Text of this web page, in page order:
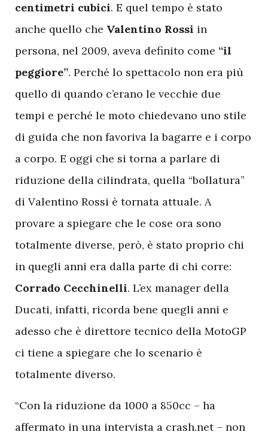
centimetri cubici. E quel tempo è stato
anche quello che Valentino Rossi in
persona, nel 2009, aveva definito come “il
peggiore”. Perché lo spettacolo non era più
quello di quando c’erano le vecchie due
tempi e perché le moto chiedevano uno stile
di guida che non favoriva la bagarre e i corpo
a corpo. E oggi che si torna a parlare di
riduzione della cilindrata, quella “bollatura”
di Valentino Rossi è tornata attuale. A
provare a spiegare che le cose ora sono
totalmente diverse, però, è stato proprio chi
in quegli anni era dalla parte di chi corre:
Corrado Cecchinelli. L’ex manager della
Ducati, infatti, ricorda bene quegli anni e
adesso che è direttore tecnico della MotoGP
ci tiene a spiegare che lo scenario è
totalmente diverso.
“Con la riduzione da 1000 a 850cc – ha
affermato in una intervista a crash.net – non